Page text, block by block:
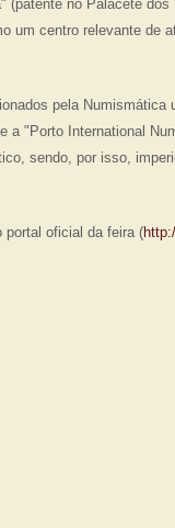
(patente no Palacete
um centro relevante de
pela Numismática
a "Porto International
sendo, por isso,
portal oficial da feira (